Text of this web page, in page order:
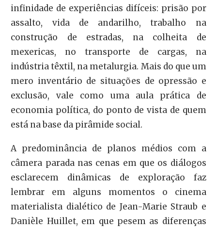
infinidade de experiências difíceis: prisão por
assalto, vida de andarilho, trabalho na
construção de estradas, na colheita de
mexericas, no transporte de cargas, na
indústria têxtil, na metalurgia. Mais do que um
mero inventário de situações de opressão e
exclusão, vale como uma aula prática de
economia política, do ponto de vista de quem
está na base da pirâmide social.
A predominância de planos médios com a
câmera parada nas cenas em que os diálogos
esclarecem dinâmicas de exploração faz
lembrar em alguns momentos o cinema
materialista dialético de Jean-Marie Straub e
Danièle Huillet, em que pesem as diferenças